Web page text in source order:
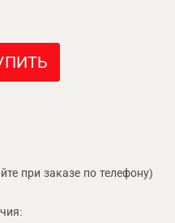
при заказе по телефону)